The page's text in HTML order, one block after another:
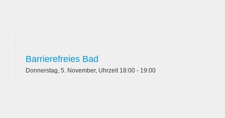
Barrierefreies Bad
Donnerstag, 5. November, Uhrzeit 18:00 - 19:00